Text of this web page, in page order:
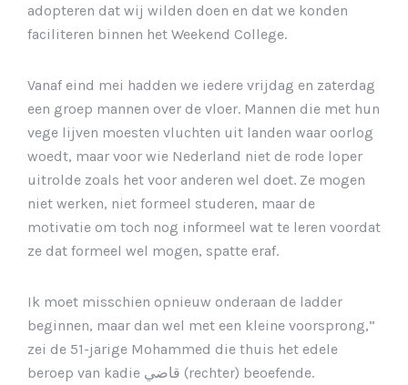
adopteren dat wij wilden doen en dat we konden
faciliteren binnen het Weekend College.
Vanaf eind mei hadden we iedere vrijdag en zaterdag
een groep mannen over de vloer. Mannen die met hun
vege lijven moesten vluchten uit landen waar oorlog
woedt, maar voor wie Nederland niet de rode loper
uitrolde zoals het voor anderen wel doet. Ze mogen
niet werken, niet formeel studeren, maar de
motivatie om toch nog informeel wat te leren voordat
ze dat formeel wel mogen, spatte eraf.
Ik moet misschien opnieuw onderaan de ladder
beginnen, maar dan wel met een kleine voorsprong,”
zei de 51-jarige Mohammed die thuis het edele
beroep van kadie قاضي (rechter) beoefende.